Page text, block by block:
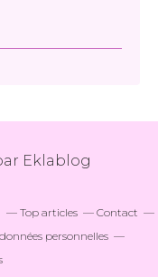
Eklablog
Top articles
Contact
personnelles